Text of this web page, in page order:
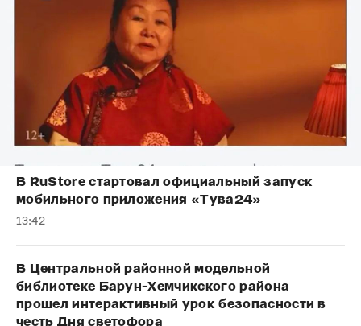
В RuStore стартовал официальный запуск
мобильного приложения «Тува24»
13:42
В Центральной районной модельной
библиотеке Барун-Хемчикского района
прошел интерактивный урок безопасности в
честь Дня светофора